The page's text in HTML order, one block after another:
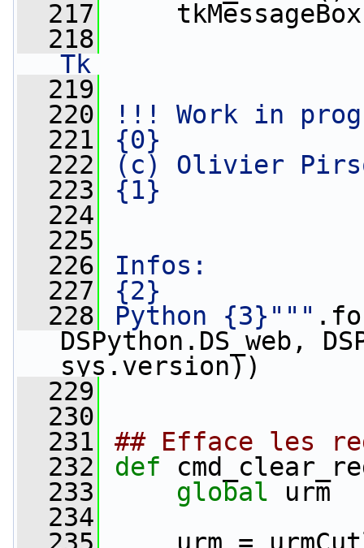
  217
  218
Tk
  219
  220
!!! Work in
  221
{0}
  222
(c) Olivier
  223
{1}
  224
  225
  226
Infos:
  227
{2}
  228
Python {3}"""
DSPython.DS_web,
sys.version))
  229
  230
  231
## Efface les
  232
def
  233
global urm
  234